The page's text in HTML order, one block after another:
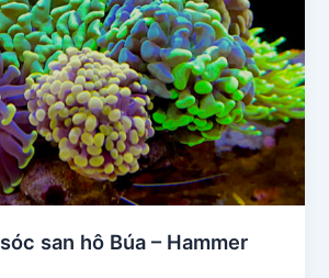
san hô Búa – Hammer